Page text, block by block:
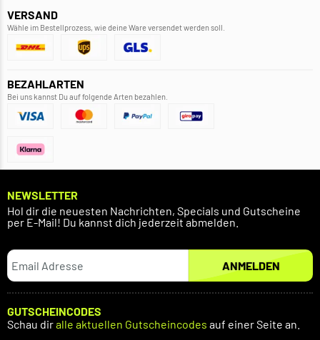
VERSAND
Wähle im Bestellprozess, wie deine Ware versendet werden soll.
BEZAHLARTEN
Bei uns kannst Du auf folgende Arten bezahlen.
NEWSLETTER
Hol dir die neuesten Nachrichten, Specials und Gutscheine
per E-Mail! Du kannst dich jederzeit abmelden.
ANMELDEN
GUTSCHEINCODES
Schau diralle aktuellen Gutscheincodes auf einer Seite an.